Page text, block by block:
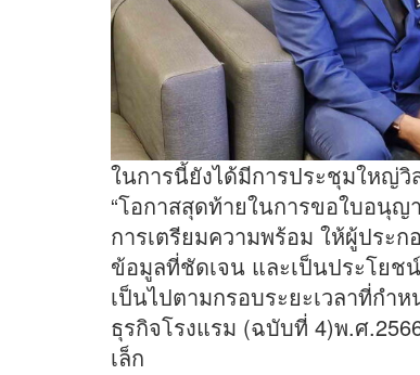
ในการนี้ยังได้มีการประชุมใหญ่วิ
“โอกาสสุดท้ายในการขอใบอนุญ
การเตรียมความพร้อม ให้ผู้ประ
ข้อมูลที่ชัดเจน และเป็นประโยช
เป็นไปตามกรอบระยะเวลาที่ก
ธุรกิจโรงแรม (ฉบับที่ 4)พ.ศ
เล็ก